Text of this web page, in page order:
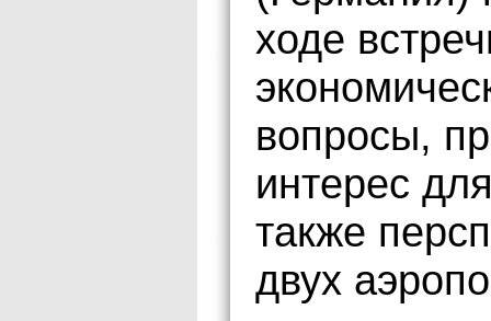
ходе
вопросы,
интерес
также
двух